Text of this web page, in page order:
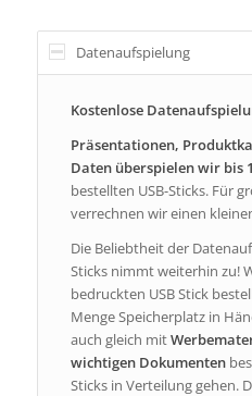
Datenaufspielung
Kostenlose
Präsentationen,
Daten überspielen wir bis
bestellten USB-Sticks. Für
verrechnen wir einen
Die Beliebtheit der
Sticks nimmt weiterhin zu!
bedruckten USB Stick
Menge Speicherplatz in
auch gleich mit
wichtigen Dokumenten
Sticks in Verteilung gehen.